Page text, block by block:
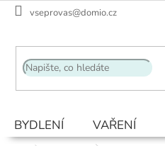
Přejít
vseprovas@domio.cz
BYDLENÍ VAŘENÍ